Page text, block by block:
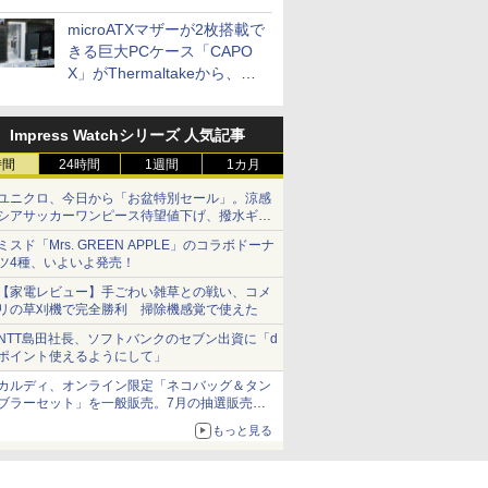
microATXマザーが2枚搭載で
きる巨大PCケース「CAPO
X」がThermaltakeから、カ
Impress Watchシリーズ 人気記事
24時間 1週間 1カ月
ニクロ、今日から「お盆特別セール」。涼感
アサッカーワンピース待望値下げ、撥水ギア
ョーツは1990円に
スド「Mrs. GREEN APPLE」のコラボドーナ
4種、いよいよ発売！
家電レビュー】手ごわい雑草との戦い、コメ
の草刈機で完全勝利 掃除機感覚で使えた
島田社長、ソフトバンクのセブン出資に「d
イント使えるようにして」
ルディ、オンライン限定「ネコバッグ＆タン
ラーセット」を一般販売。7月の抽選販売の
もっと見る